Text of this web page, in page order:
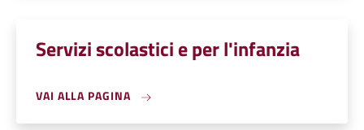
Servizi scolastici e per l'infanzia
VAI ALLA PAGINA